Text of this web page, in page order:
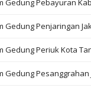
Gedung Pebayuran
Gedung Penjaringan
Gedung Periuk Kota
Gedung